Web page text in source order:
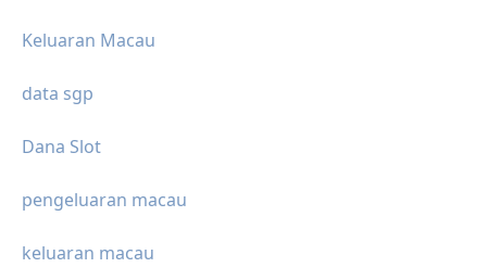
Keluaran Macau
data sgp
Dana Slot
pengeluaran macau
keluaran macau